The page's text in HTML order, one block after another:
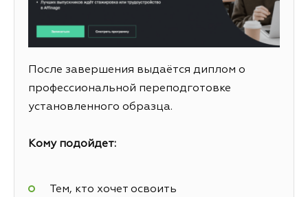
После завершения выдаётся диплом о
профессиональной переподготовке
установленного образца.
Кому подойдет:
Тем, кто хочет освоить